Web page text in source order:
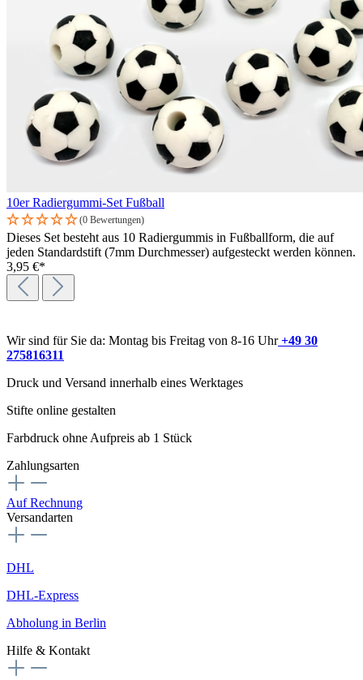
10er Radiergummi-Set Fußball
(0 Bewertungen)
Dieses Set besteht aus 10 Radiergummis in Fußballform, die auf
jeden Standardstift (7mm Durchmesser) aufgesteckt werden können.
3,95 €*
Wir sind für Sie da: Montag bis Freitag von 8-16 Uhr+49 30
275816311
Druck und Versand innerhalb eines Werktages
Stifte online gestalten
Farbdruck ohne Aufpreis ab 1 Stück
Zahlungsarten
Auf Rechnung
Versandarten
DHL
DHL-Express
Abholung in Berlin
Hilfe & Kontakt